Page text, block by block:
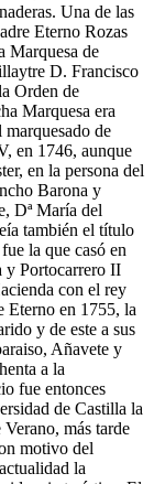
Una de las
Eterno Rozas
Marquesa de
D. Francisco
Orden de
Marquesa era
de
en 1746, aunque
en la persona del
Barona y
Dª María del
también el título
la que casó en
y Portocarrero II
con el rey
Eterno en 1755, la
y de este a sus
Añavete y
a la
fue entonces
de Castilla la
más tarde
motivo del
la